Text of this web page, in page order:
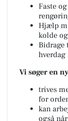
Faste
Hjælp
kolde
Bidrage
Vi søger en
trives
for
kan
også